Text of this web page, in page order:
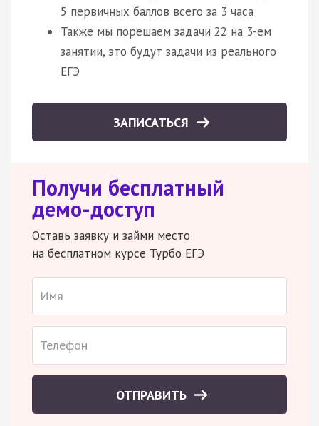
5 первичных баллов всего за 3 часа
Также мы порешаем задачи 22 на 3-ем
занятии, это будут задачи из реального
ЕГЭ
ЗАПИСАТЬСЯ
Получи бесплатный
демо-доступ
Оставь заявку и займи место
на бесплатном курсе Турбо ЕГЭ
ОТПРАВИТЬ